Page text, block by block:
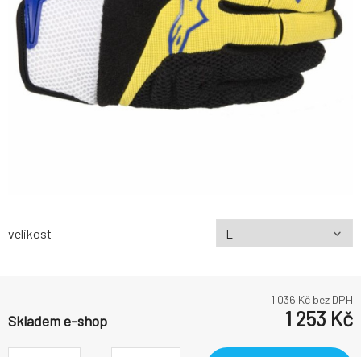
velikost
1 036 Kč bez DPH
Skladem e-shop 1 253 Kč